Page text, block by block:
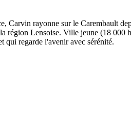
Carvin rayonne sur le Carembault
région Lensoise. Ville jeune (18 000
qui regarde l'avenir avec sérénité.